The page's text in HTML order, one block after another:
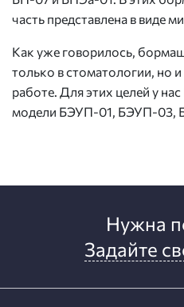
часть представлена в виде
Как уже говорилось,
только в стоматологии, но
работе. Для этих целей у
модели БЭУП-01, БЭУП-03,
Нужна
Задайте